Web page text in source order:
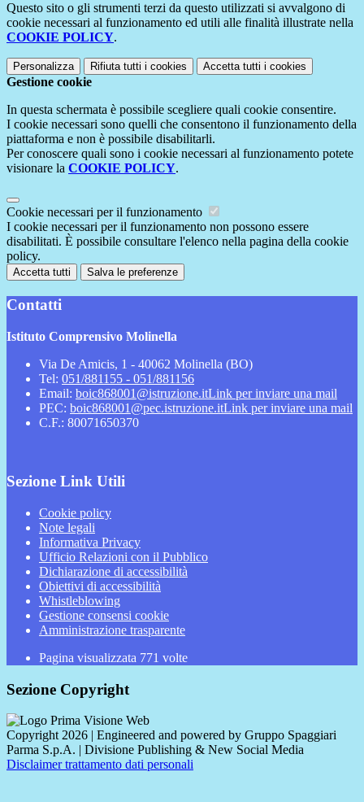
Questo sito o gli strumenti terzi da questo utilizzati si avvalgono di
cookie necessari al funzionamento ed utili alle finalità illustrate nella
COOKIE POLICY.
Personalizza Rifiuta tutti i cookies Accetta tutti i cookies
Gestione cookie
In questa schermata è possibile scegliere quali cookie consentire.
I cookie necessari sono quelli che consentono il funzionamento della
piattaforma e non è possibile disabilitarli.
Per conoscere quali sono i cookie necessari al funzionamento potete
visionare la COOKIE POLICY.
Cookie necessari per il funzionamento
I cookie necessari per il funzionamento non possono essere
disabilitati. È possibile consultare l'elenco nella pagina della cookie
policy.
Accetta tutti Salva le preferenze
Contatti
Istituto Comprensivo Molinella
Via De Amicis, 1 - 40062 Molinella (BO)
Tel: 051/881155 - 051/881156
Email: boic868001@istruzione.itLink per inviare una mail
PEC: boic868001@pec.istruzione.itLink per inviare una mail
C.F.: 80071650370
Sezione Link Utili
Cookie policy
Note legali
Informativa Privacy
Ufficio Relazioni con il Pubblico
Dichiarazione di accessibilità
Obiettivi di accessibilità
Whistleblowing
Gestione consensi cookie
Amministrazione trasparente
Pagina visualizzata 771 volte
Sezione Copyright
Copyright 2026 | Engineered and powered by Gruppo Spaggiari
Parma S.p.A. | Divisione Publishing & New Social Media
Disclaimer trattamento dati personali